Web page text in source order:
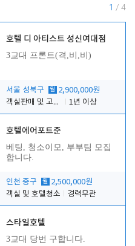
1 / 4
호텔 디 아티스트 성신여대점
3교대 프론트(격,비,비)
서울 성북구 월 2,900,000원
객실판매 및 고객응대
1년 이상
호텔에어포트준
베팅, 청소이모, 부부팀 모집
합니다.
인천 중구 월 2,500,000원
객실 및 호텔청소
경력무관
스타일호텔
3교대 당번 구합니다.